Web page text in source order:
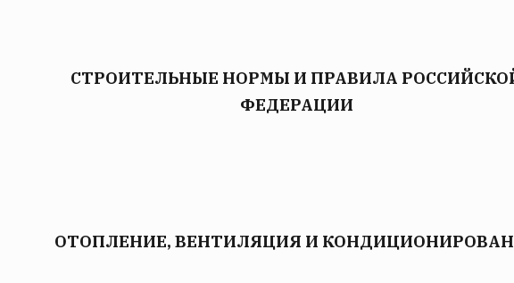
СТРОИТЕЛЬНЫЕ НОРМЫ И ПРАВИЛА
ФЕДЕРАЦИИ
ОТОПЛЕНИЕ, ВЕНТИЛЯЦИЯ И